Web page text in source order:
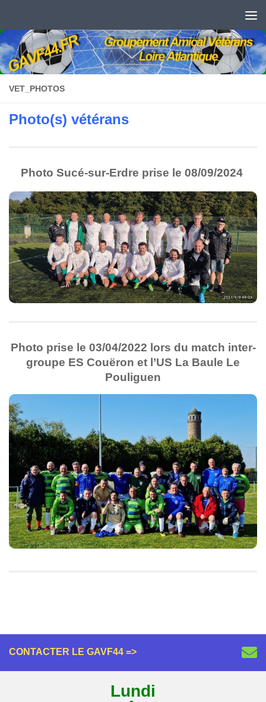
VET_PHOTOS
Photo(s) vétérans
Photo Sucé-sur-Erdre prise le 08/09/2024
Photo prise le 03/04/2022 lors du match inter-
groupe ES Couëron et l’US La Baule Le
Pouliguen
CONTACTER LE GAVF44 =>
Lundi